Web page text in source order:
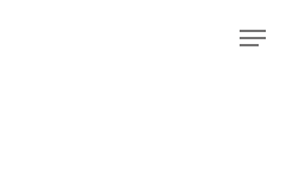
Menu